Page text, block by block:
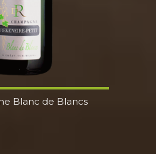
Blanc de Blancs